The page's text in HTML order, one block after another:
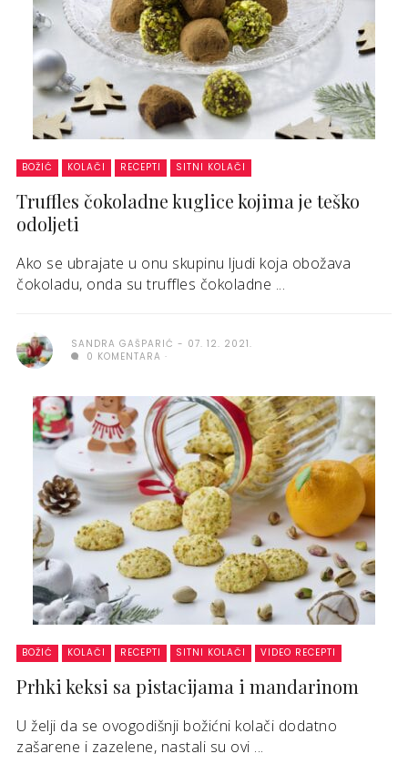
BOŽIĆ KOLAČI RECEPTI SITNI KOLAČI
Truffles čokoladne kuglice kojima je teško
odoljeti
Ako se ubrajate u onu skupinu ljudi koja obožava
čokoladu, onda su truffles čokoladne ...
SANDRA GAŠPARIĆ
07. 12. 2021.
0 KOMENTARA
BOŽIĆ KOLAČI RECEPTI SITNI KOLAČI VIDEO RECEPTI
Prhki keksi sa pistacijama i mandarinom
U želji da se ovogodišnji božićni kolači dodatno
zašarene i zazelene, nastali su ovi ...